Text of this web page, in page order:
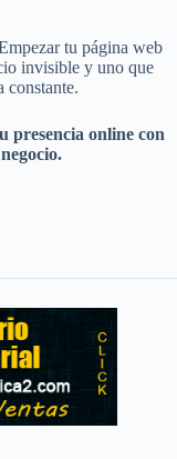
tu página web
invisible y uno que
constante.
presencia online con